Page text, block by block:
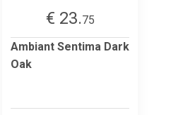
€ 23.75
Ambiant Sentima Dark
Oak